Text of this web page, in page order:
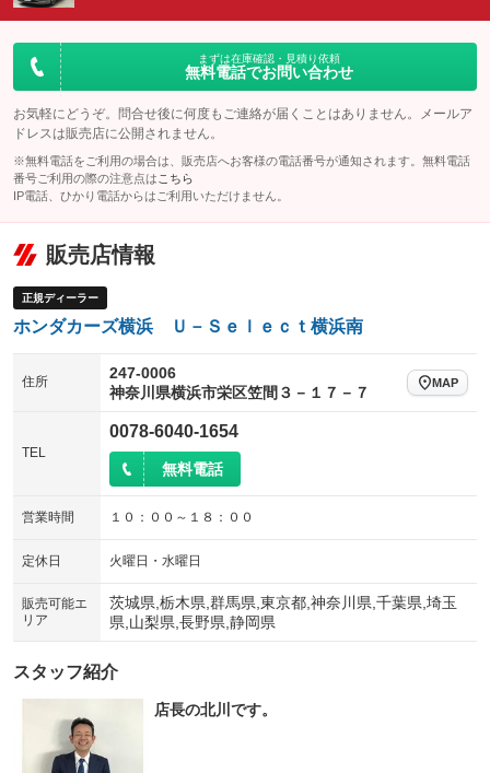
エアサスペンション ヘッドライトウォッシャー
まずは在庫確認・見積り依頼
無料電話でお問い合わせ
お気軽にどうぞ。問合せ後に何度もご連絡が届くことはありません。メールア
ドレスは販売店に公開されません。
※無料電話をご利用の場合は、販売店へお客様の電話番号が通知されます。無料電話
番号ご利用の際の注意点は こちら
IP電話、ひかり電話からはご利用いただけません。
販売店情報
正規ディーラー
ホンダカーズ横浜 Ｕ－Ｓｅｌｅｃｔ横浜南
住所
247-0006
神奈川県横浜市栄区笠間３－１７－７
MAP
TEL
0078-6040-1654
無料電話
営業時間 １０：００～１８：００
定休日 火曜日・水曜日
販売可能エ
リア
茨城県,栃木県,群馬県,東京都,神奈川県,千葉県,埼玉
県,山梨県,長野県,静岡県
スタッフ紹介
店長の北川です。